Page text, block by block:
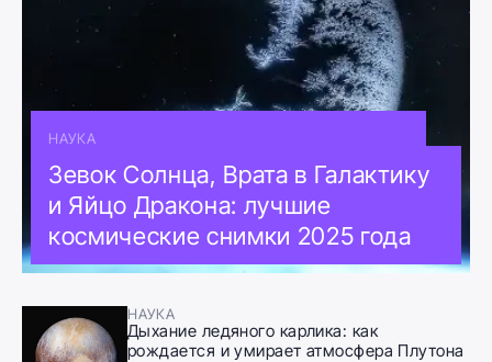
НАУКА
Зевок Солнца, Врата в Галактику
и Яйцо Дракона: лучшие
космические снимки 2025 года
НАУКА
Дыхание ледяного карлика: как
рождается и умирает атмосфера Плутона